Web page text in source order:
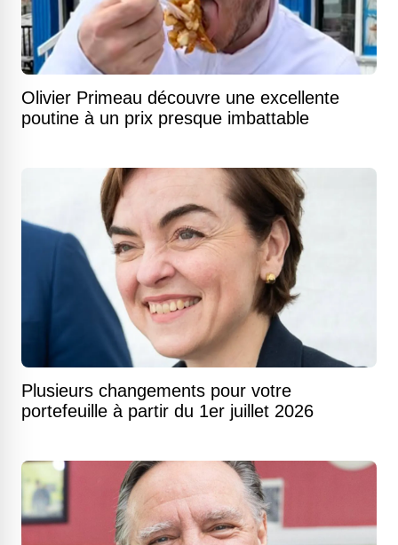
Olivier Primeau découvre une excellente
poutine à un prix presque imbattable
Plusieurs changements pour votre
portefeuille à partir du 1er juillet 2026